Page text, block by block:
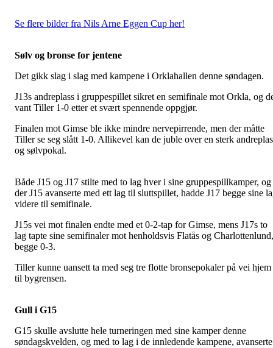
Se flere bilder fra Nils Arne Eggen Cup her!
Sølv og bronse for jentene
Det gikk slag i slag med kampene i Orklahallen denne søndagen.
J13s andreplass i gruppespillet sikret en semifinale mot Orkla, og
vant Tiller 1-0 etter et svært spennende oppgjør.
Finalen mot Gimse ble ikke mindre nervepirrende, men der måtte
Tiller se seg slått 1-0. Allikevel kan de juble over en sterk
og sølvpokal.
Både J15 og J17 stilte med to lag hver i sine gruppespillkamper, og
der J15 avanserte med ett lag til sluttspillet, hadde J17 begge sine
videre til semifinale.
J15s vei mot finalen endte med et 0-2-tap for Gimse, mens J17s to
lag tapte sine semifinaler mot henholdsvis Flatås og Charlottenlund,
begge 0-3.
Tiller kunne uansett ta med seg tre flotte bronsepokaler på vei hjem
til bygrensen.
Gull i G15
G15 skulle avslutte hele turneringen med sine kamper denne
søndagskvelden, og med to lag i de innledende kampene, avanserte